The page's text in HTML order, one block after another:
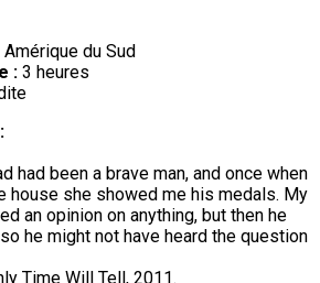
Amérique du Sud
: 3 heures
had been a brave man, and once when
house she showed me his medals. My
an opinion on anything, but then he
he might not have heard the question
Time Will Tell, 2011.